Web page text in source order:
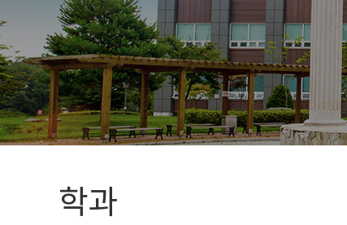
KJ
대학개요
총장인사말
열린총장실
설립이념과 학훈
대학연혁
UI
학사정보
학생상담
수강신청
학사안내
Focus On
국제대새소식
자료실
학과